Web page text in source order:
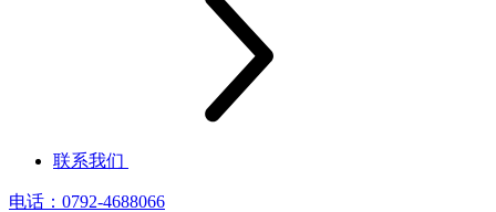
联系我们
电话：0792-4688066